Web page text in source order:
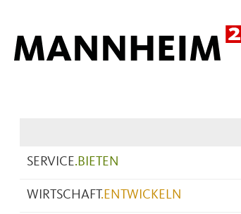
SERVICE.BIETEN
WIRTSCHAFT.ENTWICKELN